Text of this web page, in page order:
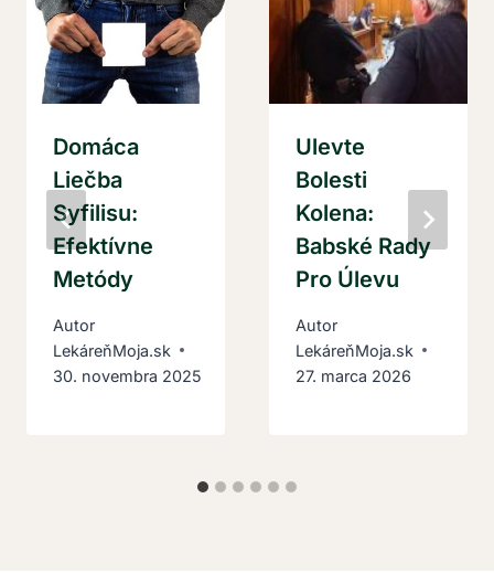
Domáca
Liečba
Syfilisu:
Efektívne
Metódy
Autor
LekáreňMoja.sk
30. novembra 2025
Ulevte
Bolesti
Kolena:
Babské Rady
Pro Úlevu
Autor
LekáreňMoja.sk
27. marca 2026